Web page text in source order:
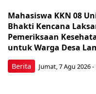
Berita
Mahasiswa KKN 08
Bhakti Kencana
Pemeriksaan
untuk Warga Desa
Jumat, 7 Agu 2026 -